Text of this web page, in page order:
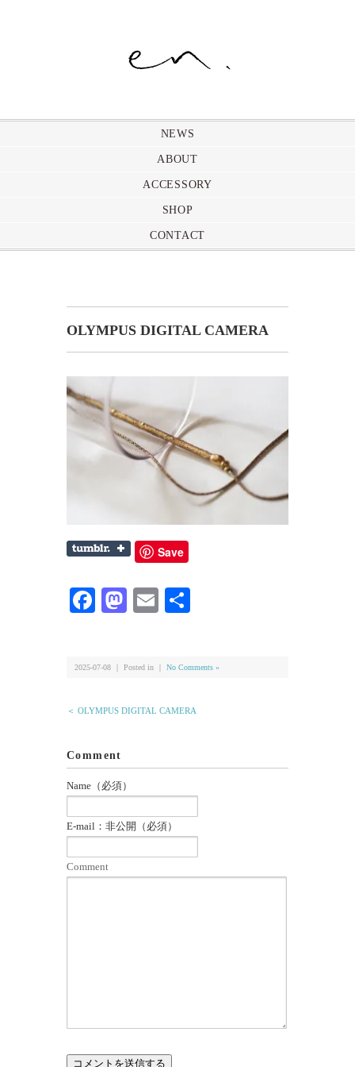
NEWS
ABOUT
ACCESSORY
SHOP
CONTACT
OLYMPUS DIGITAL CAMERA
Save
Facebook
Mastodon
Email
2025-07-08 ｜ Posted in ｜ No Comments »
＜ OLYMPUS DIGITAL CAMERA
Comment
Name（必須）
E-mail：非公開（必須）
Comment